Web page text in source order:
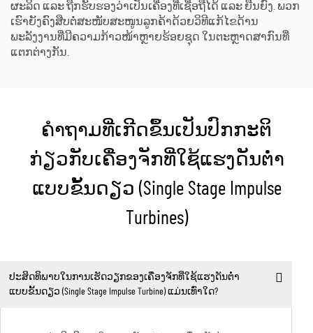
ຜະລິດ ແລະ ຖືກຮັບຮອງວ່າເປັນເຄື່ອງທີ່ເຊື່ອຖືໄດ້ ແລະ ຍືນຍົງ. ພວກ
ເຮົາຍັງຄົງສືບຕໍ່ສະໜັບສະໜູນລູກຄ້າດ້ວຍວິທີແກ້ໄຂດ້ານ
ພະລັງງານທີ່ມີຄວາມກ້າວໜ້າຫຼາຍຮ້ອຍຊຸດ ໃນຕະຫຼາດສາກົນທີ່
ແຕກຕ່າງກັນ.
ຄຳຖາມທີ່ເກີດຂຶ້ນເປັນປົກກະຕິ
ກ່ຽວກັບເຄື່ອງຈັກທີ່ໃຊ້ແຮງດັນຕ່ຳ
ແບບຂັ້ນດຽວ (Single Stage Impulse
Turbines)
ປະສິດທິພາບໃນການເຮັດວຽກຂອງເຄື່ອງຈັກທີ່ໃຊ້ແຮງດັນຕ່ຳ
ແບບຂັ້ນດຽວ (Single Stage Impulse Turbine) ແມ່ນເທົ່າໃດ?